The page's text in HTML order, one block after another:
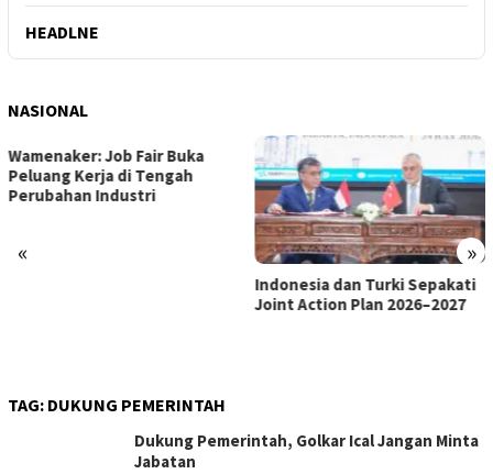
HEADLNE
NASIONAL
« »
Satgas PRR Pacu Realisasi
Tambahan TKD Aceh Rp1,65
TAG: DUKUNG PEMERINTAH
Dukung Pemerintah, Golkar Ical Jangan Minta
Jabatan